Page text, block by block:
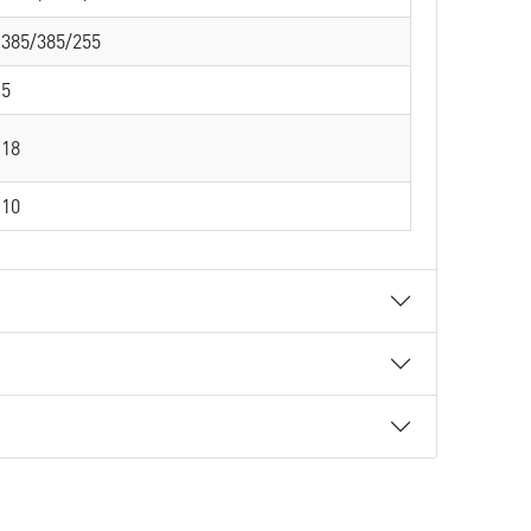
385/385/255
5
18
10